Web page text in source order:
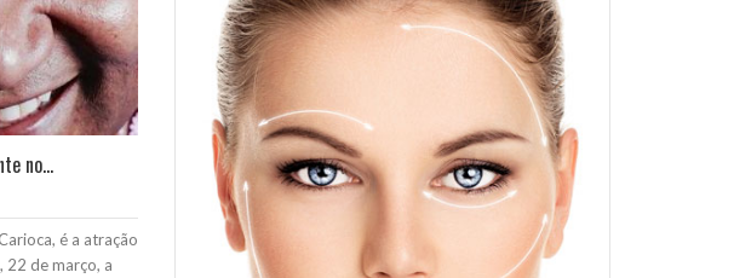
no...
é a atração
22 de março, a